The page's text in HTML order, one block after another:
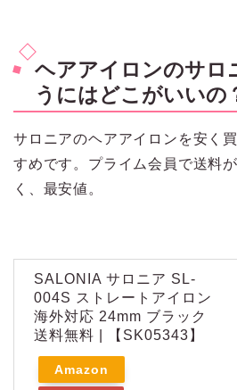
ヘアアイロンのサロ
うにはどこがいいの
サロニアのヘアアイロンを安く
すめです。プライム会員で送料
く、最安値。
SALONIA サロニア SL-
004S ストレートアイロン
海外対応 24mm ブラック
送料無料 | 【SK05343】
Amazon